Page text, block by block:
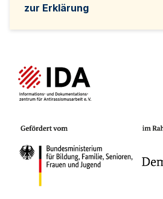
zur Erklärung